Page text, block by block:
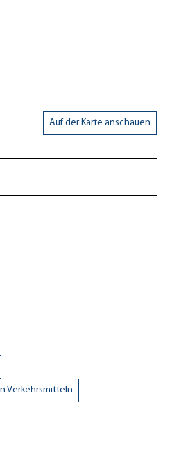
Auf der Karte anschauen
Verkehrsmitteln